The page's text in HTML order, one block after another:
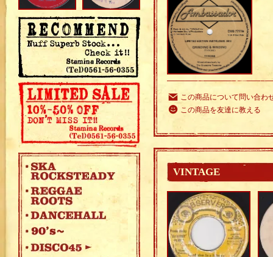
この商品について問い合わ
この商品を友達に教える
VINTAGE